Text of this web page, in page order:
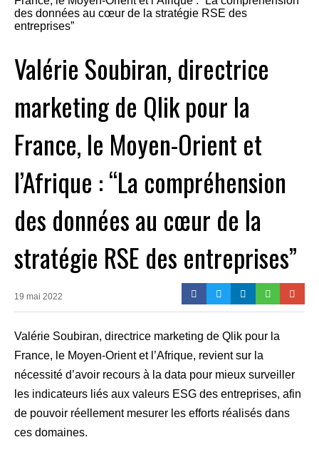
Valérie Soubiran, directrice
marketing de Qlik pour la
France, le Moyen-Orient et
l’Afrique : “La compréhension
des données au cœur de la
stratégie RSE des entreprises”
19 mai 2022
Valérie Soubiran, directrice marketing de Qlik pour la
France, le Moyen-Orient et l’Afrique, revient sur la
nécessité d’avoir recours à la data pour mieux surveiller
les indicateurs liés aux valeurs ESG des entreprises, afin
de pouvoir réellement mesurer les efforts réalisés dans
ces domaines.